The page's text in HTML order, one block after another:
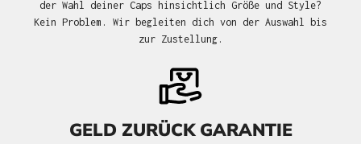
der Wahl deiner Caps hinsichtlich Größe und Style?
Kein Problem. Wir begleiten dich von der Auswahl bis
zur Zustellung.
GELD ZURÜCK GARANTIE